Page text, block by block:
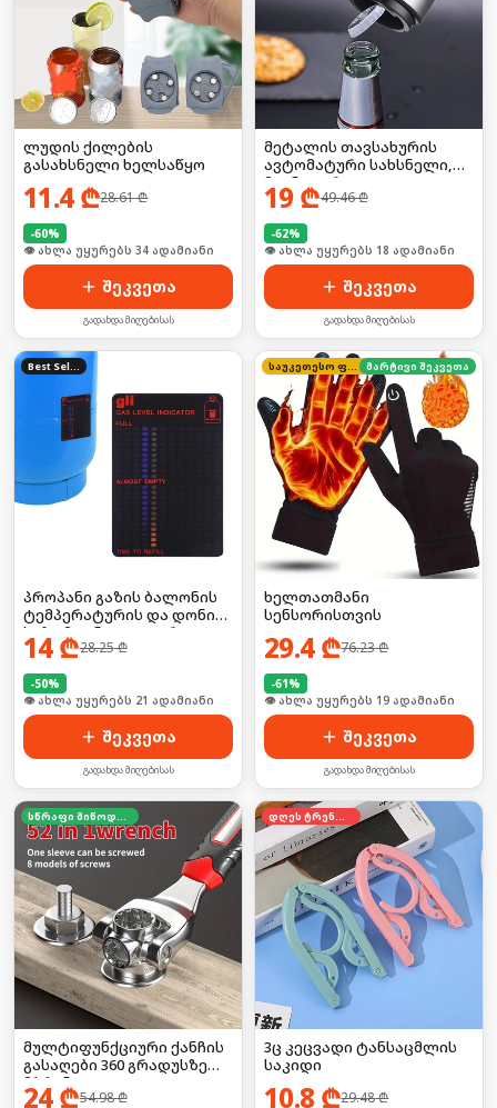
ლუდის ქილების
გასახსნელი ხელსაწყო
11.4₾28.61₾
-60%
🛒 ბოლო 24სთ-ში იყიდა 51-მა
შეკვეთა
გადახდა მიღებისას
მეტალის თავსახურის
ავტომატური სახსნელი,
მაგნიტური
19 ₾49.46₾
-62%
🛒 ბოლო 24სთ-ში იყიდა 25-მა
შეკვეთა
გადახდა მიღებისას
პროპანი გაზის ბალონის
ტემპერატურის და დონის
საზომი ინდიკატორი
14₾28.25₾
-50%
🛒 ბოლო 24სთ-ში იყიდა 28-მა
შეკვეთა
გადახდა მიღებისას
მარტივი შეკვეთა
ხელთათმანი
სენსორისთვის
29.4₾76.23₾
-61%
🛒 ბოლო 24სთ-ში იყიდა 2-მა
შეკვეთა
გადახდა მიღებისას
მულტიფუნქციური ქანჩის
გასაღები 360 გრადუსზე
მბრუნავი
24₾54.98₾
3ც კეცვადი ტანსაცმლის
საკიდი
10.8 ₾29.48₾